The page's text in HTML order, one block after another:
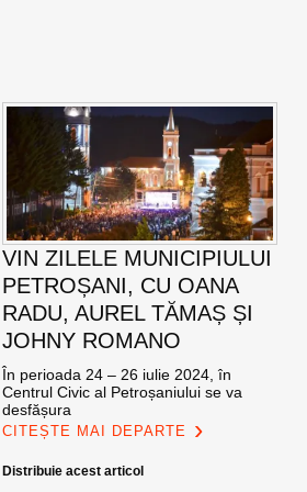
VIN ZILELE MUNICIPIULUI
PETROȘANI, CU OANA
RADU, AUREL TĂMAȘ ȘI
JOHNY ROMANO
În perioada 24 – 26 iulie 2024, în
Centrul Civic al Petroșaniului se va
desfășura
CITEȘTE MAI DEPARTE
Distribuie acest articol